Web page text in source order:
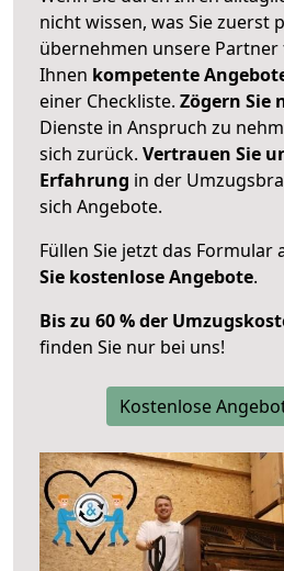
nicht wissen, was Sie zuerst
übernehmen unsere Partner
Ihnen kompetente
einer Checkliste. Zögern Sie
Dienste in Anspruch zu
sich zurück. Vertrauen Sie
Erfahrung in der
sich Angebote.
Füllen Sie jetzt das Formular
Sie kostenlose Angebote.
Bis zu 60 % der
finden Sie nur bei uns!
Kostenlose